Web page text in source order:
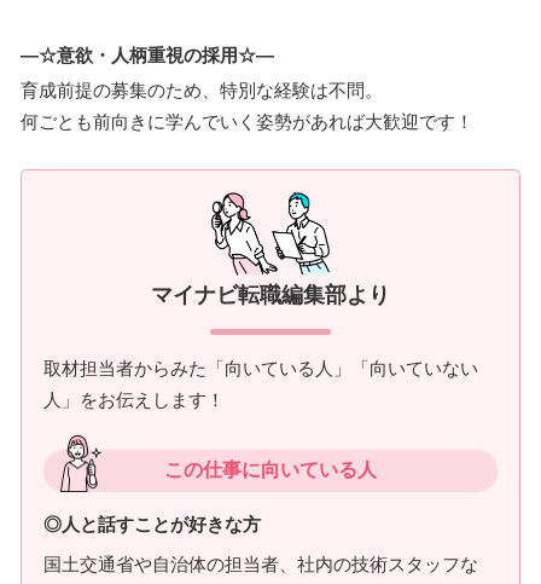
―☆意欲・人柄重視の採用☆―
育成前提の募集のため、特別な経験は不問。
何ごとも前向きに学んでいく姿勢があれば大歓迎です！
マイナビ転職編集部より
取材担当者からみた「向いている人」「向いていない
人」をお伝えします！
この仕事に向いている人
◎人と話すことが好きな方
国土交通省や自治体の担当者、社内の技術スタッフな